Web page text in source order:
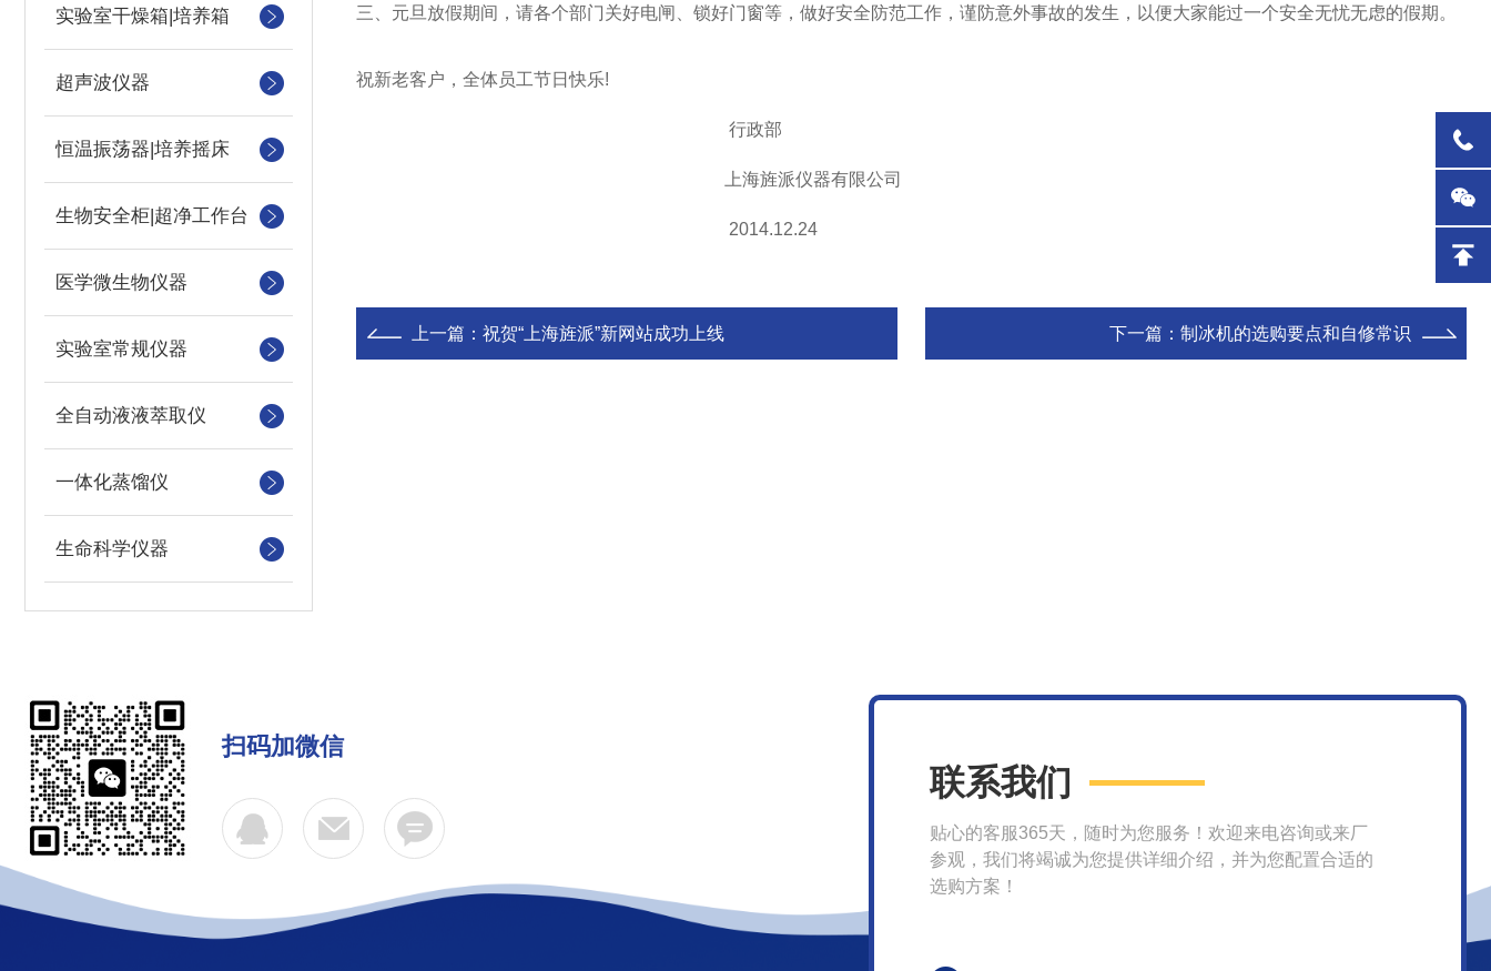
实验室干燥箱|培养箱
超声波仪器
恒温振荡器|培养摇床
生物安全柜|超净工作台
医学微生物仪器
实验室常规仪器
全自动液液萃取仪
一体化蒸馏仪
生命科学仪器
三、元旦放假期间，请各个部门关好电闸、锁好门窗等，做好安全防范工作，谨防意外事故的发生，以便大家能过一个安全无忧无虑的假期。
祝新老客户，全体员工节日快乐!
行政部
上海旌派仪器有限公司
2014.12.24
上一篇： 祝贺“上海旌派”新网站成功上线 下一篇： 制冰机的选购要点和自修常识
扫码加微信
联系我们
贴心的客服365天，随时为您服务！欢迎来电咨询或来厂
参观，我们将竭诚为您提供详细介绍，并为您配置合适的
选购方案！